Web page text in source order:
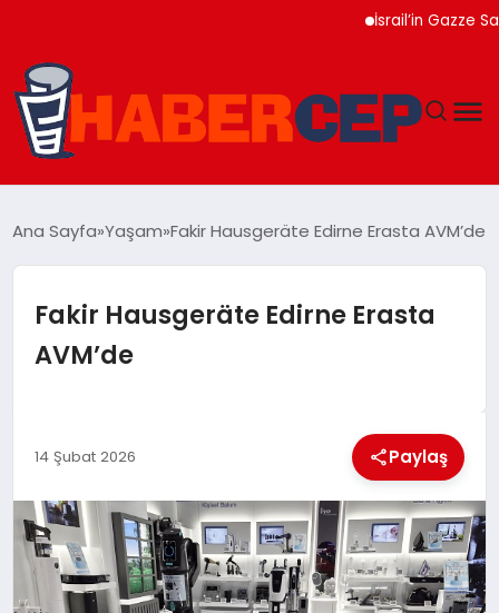
İsrail’in Gazze
GÜNDEM
TEKNOLOJI
KÜLTÜREL
Ana Sayfa Yaşam Fakir Hausgeräte Edirne Erasta AVM’de
Fakir Hausgeräte Edirne Erasta
AVM’de
14 Şubat 2026 Paylaş